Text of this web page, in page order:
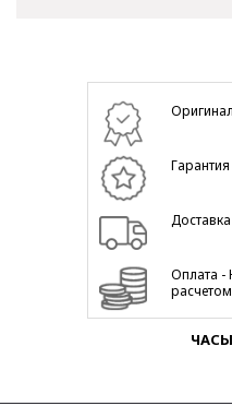
Оплата -
расчетом